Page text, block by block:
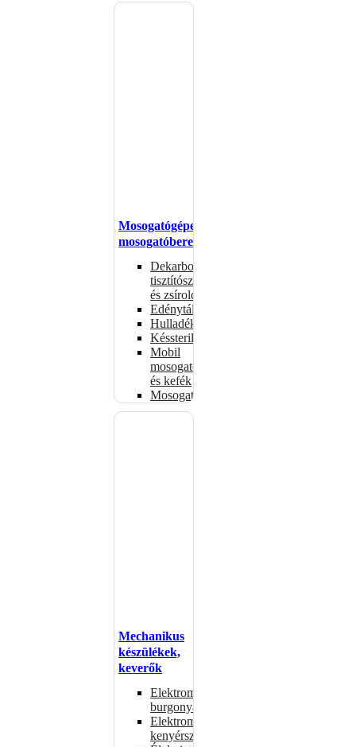
Mosogatógépek,
mosogatóberendezések
Dekarbonizáló
tisztítószerek
és zsíroldók
Edénytálcák
Hulladékdarálók
Késsterilizátorok
Mobil
mosogatók
és kefék
Mosogatógépkosarak
Mechanikus
készülékek,
keverők
Elektromos
burgonyahámozók
Elektromos
kenyérszeletelők